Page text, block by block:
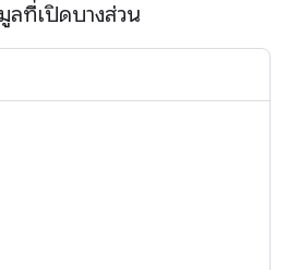
ลที่เปิดบางส่วน